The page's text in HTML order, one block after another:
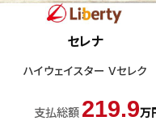
セレナ
ｅ－パワー ハイウェイスタ
支払総額329.9万